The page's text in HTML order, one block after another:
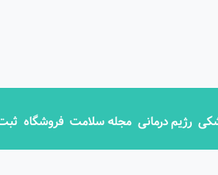
رژیم درمانی مجله سلامت فروشگاه